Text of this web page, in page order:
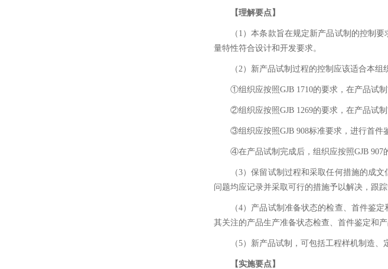
【理解要点】
（1）本条款旨在规定新产品试制的控制
量特性符合设计和开发要求。
（2）新产品试制过程的控制应该适合本
①组织应按照GJB 1710的要求，在产品试
②组织应按照GJB 1269的要求，在产品试制
③组织应按照GJB 908标准要求，进行首件
④在产品试制完成后，组织应按照GJB 907
（3）保留试制过程和采取任何措施的成
问题均应记录并采取可行的措施予以解决，跟
（4）产品试制准备状态的检查、首件鉴
其关注的产品生产准备状态检查、首件鉴定和产
（5）新产品试制，可包括工程样机制造、
【实施要点】